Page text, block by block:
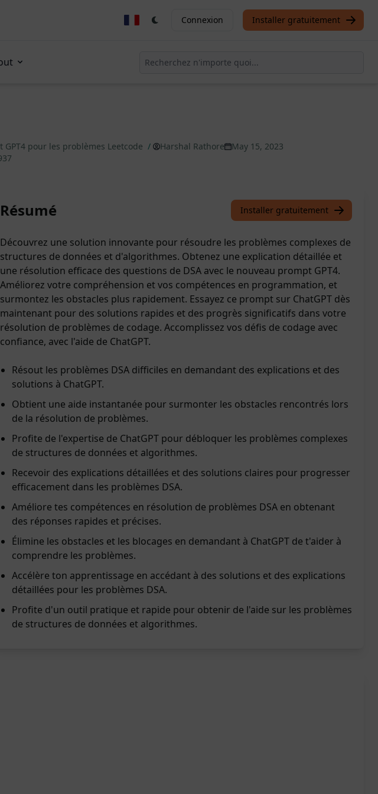
Connexion Installer gratuitement
GPT4 pour les problèmes Leetcode / Harshal Rathore
May 15, 2023
Résumé Installer gratuitement
Découvrez une solution innovante pour résoudre les problèmes complexes de
structures de données et d'algorithmes. Obtenez une explication détaillée et
une résolution efficace des questions de DSA avec le nouveau prompt GPT4.
Améliorez votre compréhension et vos compétences en programmation, et
surmontez les obstacles plus rapidement. Essayez ce prompt sur ChatGPT dès
maintenant pour des solutions rapides et des progrès significatifs dans votre
résolution de problèmes de codage. Accomplissez vos défis de codage avec
confiance, avec l'aide de ChatGPT.
Résout les problèmes DSA difficiles en demandant des explications et des
solutions à ChatGPT.
Obtient une aide instantanée pour surmonter les obstacles rencontrés lors
de la résolution de problèmes.
Profite de l'expertise de ChatGPT pour débloquer les problèmes complexes
de structures de données et algorithmes.
Recevoir des explications détaillées et des solutions claires pour progresser
efficacement dans les problèmes DSA.
Améliore tes compétences en résolution de problèmes DSA en obtenant
des réponses rapides et précises.
Élimine les obstacles et les blocages en demandant à ChatGPT de t'aider à
comprendre les problèmes.
Accélère ton apprentissage en accédant à des solutions et des explications
détaillées pour les problèmes DSA.
Profite d'un outil pratique et rapide pour obtenir de l'aide sur les problèmes
de structures de données et algorithmes.